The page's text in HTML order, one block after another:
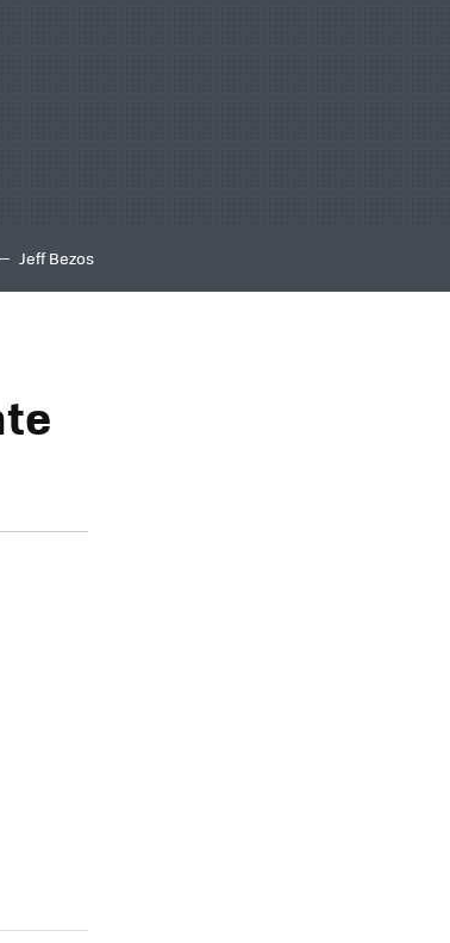
Jeff Bezos